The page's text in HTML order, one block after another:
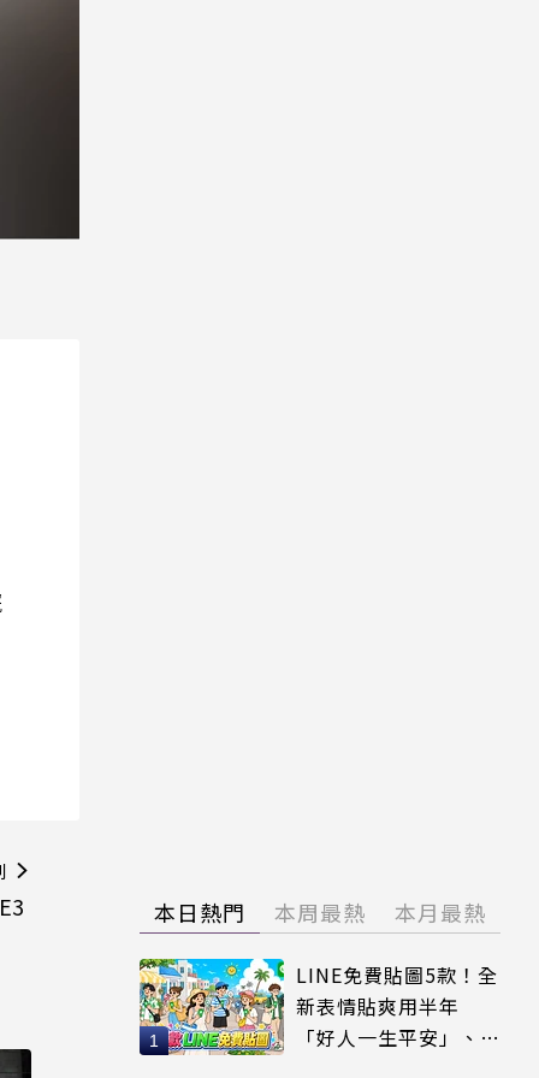
本日熱門 本周最熱 本月最熱
LINE免費貼圖5款！全
新表情貼爽用半年
「好人一生平安」、